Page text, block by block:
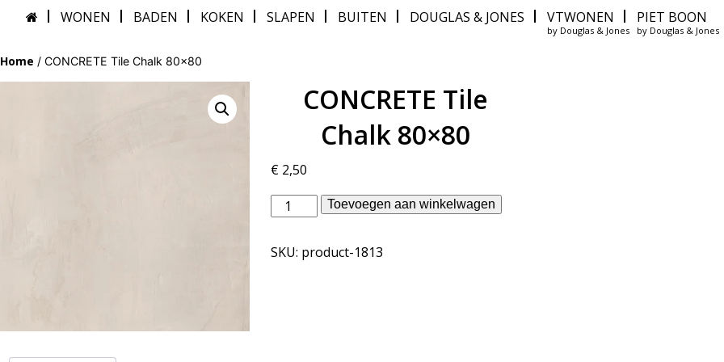
WONEN BADEN KOKEN SLAPEN BUITEN DOUGLAS & JONES VTWONEN
by Douglas & Jones
PIET BOON
by Douglas & Jones
Home / CONCRETE Tile Chalk 80×80
CONCRETE Tile
Chalk 80×80
€2,50
Piet
Boon
-
Toevoegen aan winkelwagen
SKU: product-1813